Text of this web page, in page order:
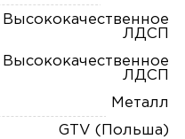
Высококачественное
ЛДСП
Высококачественное
ЛДСП
Металл
GTV (Польша)